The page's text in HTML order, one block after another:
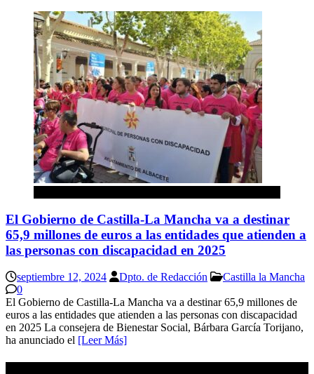
El Gobierno de Castilla-La Mancha va a destinar
65,9 millones de euros a las entidades que atienden a
las personas con discapacidad en 2025
septiembre 12, 2024 Dpto. de Redacción
Castilla la Mancha
0
El Gobierno de Castilla-La Mancha va a destinar 65,9 millones de
euros a las entidades que atienden a las personas con discapacidad
en 2025 La consejera de Bienestar Social, Bárbara García Torijano,
ha anunciado el [Leer Más]